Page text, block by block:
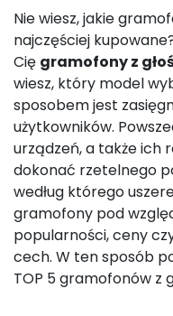
Nie wiesz, jakie
najczęściej
Cię gramofony z
wiesz, który model
sposobem jest
użytkowników.
urządzeń, a także ich
dokonać rzetelnego
według którego
gramofony pod
popularności, ceny
cech. W ten sposób
TOP 5 gramofonów z